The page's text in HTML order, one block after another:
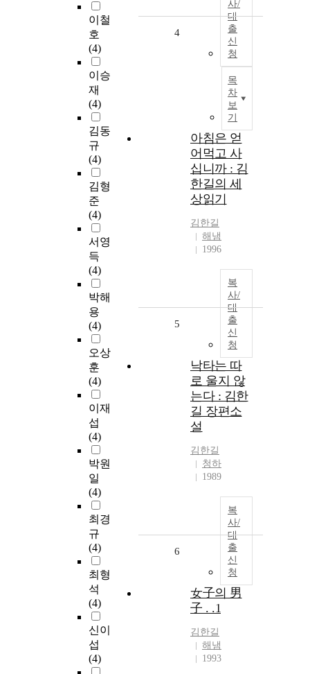
이철
호
(4)
이승
재
(4)
김동
규
(4)
김형
준
(4)
서영
득
(4)
박해
용
(4)
오상
훈
(4)
이재
섭
(4)
박원
일
(4)
최경
규
(4)
최형
석
(4)
신이
섭
(4)
사/
대
출
신
청
목
차
보
기
4
아침은 얻
어먹고 사
십니까 : 김
한길의 세
상읽기
김한길
해냄
1996
복
사/
대
출
신
청
5
낙타는 따
로 울지 않
는다 : 김한
길 장편소
설
김한길
청하
1989
복
사/
대
출
신
청
6
女子의 男
子 . .1
김한길
해냄
1993